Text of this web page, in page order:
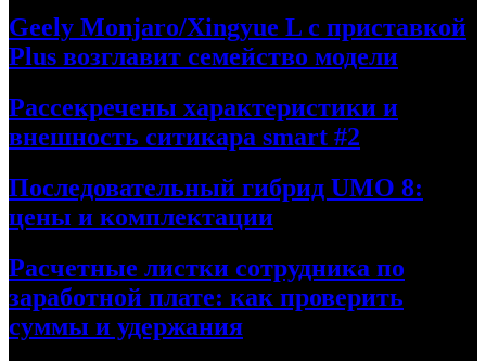
Geely Monjaro/Xingyue L с приставкой
Plus возглавит семейство модели
Рассекречены характеристики и
внешность ситикара smart #2
Последовательный гибрид UMO 8:
цены и комплектации
Расчетные листки сотрудника по
заработной плате: как проверить
суммы и удержания